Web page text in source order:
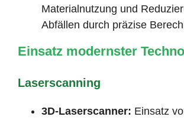
Materialnutzung und
Abfällen durch präzise
Einsatz modernster
Laserscanning
3D-Laserscanner: Einsatz